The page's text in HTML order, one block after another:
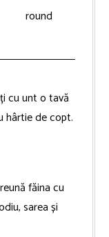
round
cu unt o tavă
hârtie de copt.
făina cu
sarea și